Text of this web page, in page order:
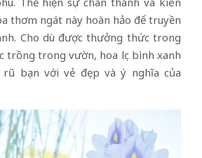
thơm ngát này hoàn hảo để truyền
Cho dù được thưởng thức trong
trồng trong vườn, hoa lục bình xanh
rũ bạn với vẻ đẹp và ý nghĩa của